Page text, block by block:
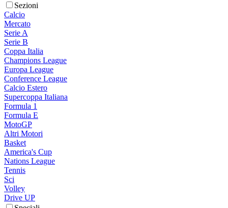
Sezioni
Calcio
Mercato
Serie A
Serie B
Coppa Italia
Champions League
Europa League
Conference League
Calcio Estero
Supercoppa Italiana
Formula 1
Formula E
MotoGP
Altri Motori
Basket
America's Cup
Nations League
Tennis
Sci
Volley
Drive UP